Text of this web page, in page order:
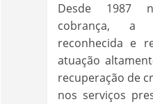
Desde 1987
cobrança,
reconhecida e
atuação
recuperação de
nos serviços